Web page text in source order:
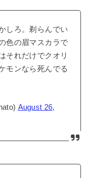
しろ。剃らんでい
色の眉マスカラで
それだけでクオリ
モンなら死んでる
August 26,